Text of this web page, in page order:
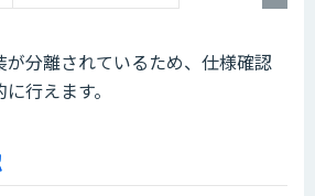
が分離されているため、仕様確認
行えます。